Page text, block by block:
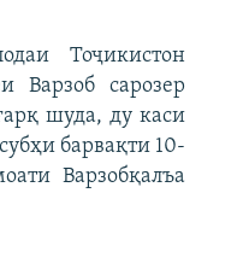
Тоҷикистон
Варзоб сарозер
шуда, ду каси
барвақти 10-
Варзобқалъа